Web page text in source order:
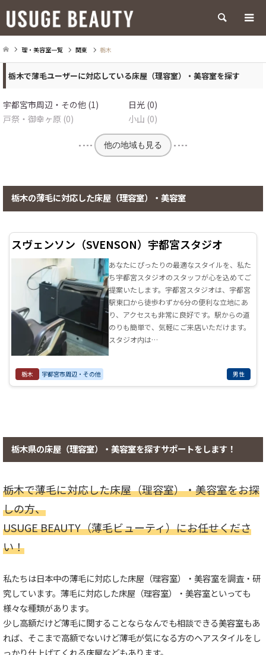
検索
理・美容室一覧 関東 栃木
栃木で薄毛ユーザーに対応している床屋（理容室）・美容室を探す
宇都宮市周辺・その他 (1)
日光 (0)
戸祭・御幸ヶ原 (0)
小山 (0)
他の地域も見る
栃木の薄毛に対応した床屋（理容室）・美容室
スヴェンソン（SVENSON）宇都宮スタジオ
あなたにぴったりの最適なスタイルを、私た
ち宇都宮スタジオのスタッフが心を込めてご
提案いたします。宇都宮スタジオは、宇都宮
駅東口から徒歩わずか6分の便利な立地にあ
り、アクセスも非常に良好です。駅からの道
のりも簡単で、気軽にご来店いただけます。
スタジオ内は…
栃木 宇都宮市周辺・その他 男性
栃木県の床屋（理容室）・美容室を探すサポートをします！
栃木で薄毛に対応した床屋（理容室）・美容室をお探
しの方、
USUGE BEAUTY（薄毛ビューティ）にお任せくださ
い！
私たちは日本中の薄毛に対応した床屋（理容室）・美容室を調査・研
究しています。薄毛に対応した床屋（理容室）・美容室といっても
様々な種類があります。
少し高額だけど薄毛に関することならなんでも相談できる美容室もあ
れば、そこまで高額でないけど薄毛が気になる方のヘアスタイルをし
っかり仕上げてくれる床屋などもあります。